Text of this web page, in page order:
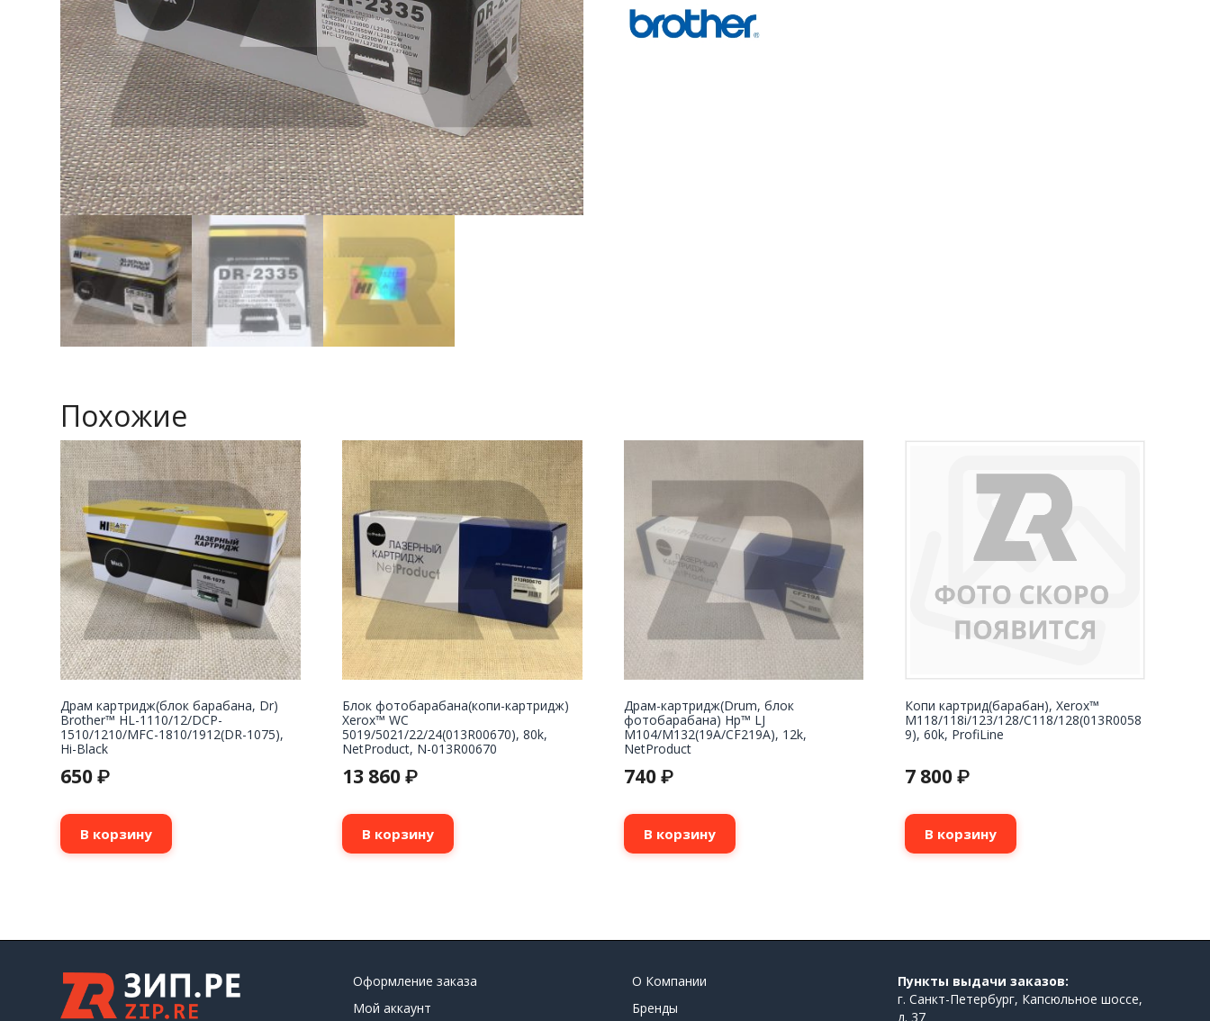
Похожие
Драм картридж(блок барабана, Dr)
Brother™ HL-1110/12/DCP-
1510/1210/MFC-1810/1912(DR-1075),
Hi-Black
650 ₽
В корзину
Блок фотобарабана(копи-картридж)
Xerox™ WC
5019/5021/22/24(013R00670), 80k,
NetProduct, N-013R00670
13 860 ₽
В корзину
Драм-картридж(Drum, блок
фотобарабана) Нp™ LJ
M104/M132(19A/CF219A), 12k,
NetProduct
740 ₽
В корзину
Копи картрид(барабан), Xerox™
M118/118i/123/128/C118/128(013R0058
9), 60k, ProfiLine
7 800₽
В корзину
Оформление заказа
Мой аккаунт
О Компании
Бренды
Пункты выдачи заказов:
г. Санкт-Петербург, Капсюльное шоссе,
д. 37